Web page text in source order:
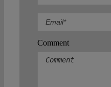
Comment